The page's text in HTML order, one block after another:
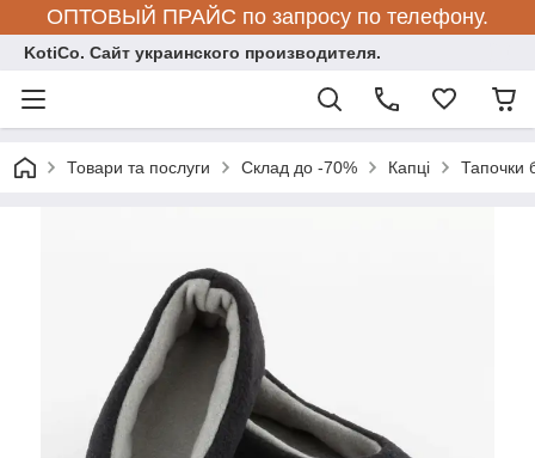
ОПТОВЫЙ ПРАЙС по запросу по телефону.
KotiCo. Сайт украинского производителя.
Товари та послуги Склад до -70% Капці Тапочки